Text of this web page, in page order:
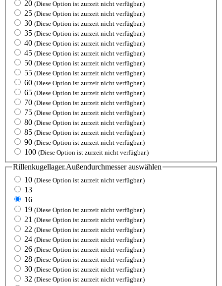
20 (Diese Option ist zurzeit nicht verfügbar.)
25 (Diese Option ist zurzeit nicht verfügbar.)
30 (Diese Option ist zurzeit nicht verfügbar.)
35 (Diese Option ist zurzeit nicht verfügbar.)
40 (Diese Option ist zurzeit nicht verfügbar.)
45 (Diese Option ist zurzeit nicht verfügbar.)
50 (Diese Option ist zurzeit nicht verfügbar.)
55 (Diese Option ist zurzeit nicht verfügbar.)
60 (Diese Option ist zurzeit nicht verfügbar.)
65 (Diese Option ist zurzeit nicht verfügbar.)
70 (Diese Option ist zurzeit nicht verfügbar.)
75 (Diese Option ist zurzeit nicht verfügbar.)
80 (Diese Option ist zurzeit nicht verfügbar.)
85 (Diese Option ist zurzeit nicht verfügbar.)
90 (Diese Option ist zurzeit nicht verfügbar.)
100 (Diese Option ist zurzeit nicht verfügbar.)
Rillenkugellager.Außendurchmesserauswählen
10 (Diese Option ist zurzeit nicht verfügbar.)
13
16
19 (Diese Option ist zurzeit nicht verfügbar.)
21 (Diese Option ist zurzeit nicht verfügbar.)
22 (Diese Option ist zurzeit nicht verfügbar.)
24 (Diese Option ist zurzeit nicht verfügbar.)
26 (Diese Option ist zurzeit nicht verfügbar.)
28 (Diese Option ist zurzeit nicht verfügbar.)
30 (Diese Option ist zurzeit nicht verfügbar.)
32 (Diese Option ist zurzeit nicht verfügbar.)